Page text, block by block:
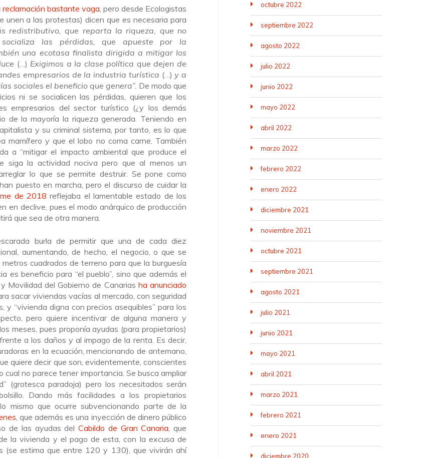
reclamación bastante vaga , pero desde Ecologistas
unen a las protestas) dicen que es necesaria para
redistributivo, que reparta la riqueza, que no
las pérdidas, que apueste por la
una ecotasa finalista dirigida a mitigar los
(…) Exigimos a la clase política que dejen de
empresarios de la industria turística (…)y a
sociales el beneficio que genera”. De modo que
ni se socialicen las pérdidas, quieren que los
empresarios del sector turístico (¿y los demás
de la mayoría la riqueza generada. Teniendo en
y su criminal sistema, por tanto, es lo que
mamífero y que el lobo no coma carne. También
a “mitigar el impacto ambiental que produce el
siga la actividad nociva pero que al menos un
lo que se permite destruir. Se pone como
puesto en marcha, pero el discurso de cuidar la
de 2018 reflejaba el lamentable estado de los
en declive, pues el modo anárquico de producción
que sea de otra manera.
burla de permitir que una de cada diez
aumentando, de hecho, el negocio, o que se
cuadrados de terreno para que la burguesía
es beneficio para “el pueblo”, sino que además el
Movilidad del Gobierno de Canarias ha anunciado
sacar viviendas vacías al mercado, con seguridad
y “vivienda digna con precios asequibles” para los
pero quiere incentivar de alguna manera y
meses, pues proponía ayudas (para propietarios)
a los daños y al impago de la renta. Es decir,
en la ecuación, mencionando de antemano,
quiere decir que son, evidentemente, conscientes
cual no parece tener importancia. Se busca ampliar
(grotesca paradoja) pero los necesitados serán
Dando más facilidades a los propietarios
mismo que ocurre subvencionando parte de la
, que además es una inyección de dinero público
de las ayudas del Cabildo de Gran Canaria , que
la vivienda y el pago de esta, con la excusa de
(se estima que entre 120 y 130), que vivirán ahí
octubre 2022
septiembre 2022
agosto 2022
julio 2022
junio 2022
mayo 2022
abril 2022
marzo 2022
febrero 2022
enero 2022
diciembre 2021
noviembre 2021
octubre 2021
septiembre 2021
agosto 2021
julio 2021
junio 2021
mayo 2021
abril 2021
marzo 2021
febrero 2021
enero 2021
diciembre 2020